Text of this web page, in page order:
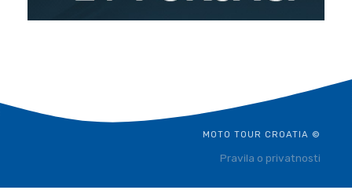
MOTO TOUR CROATIA ©
Pravila o privatnosti